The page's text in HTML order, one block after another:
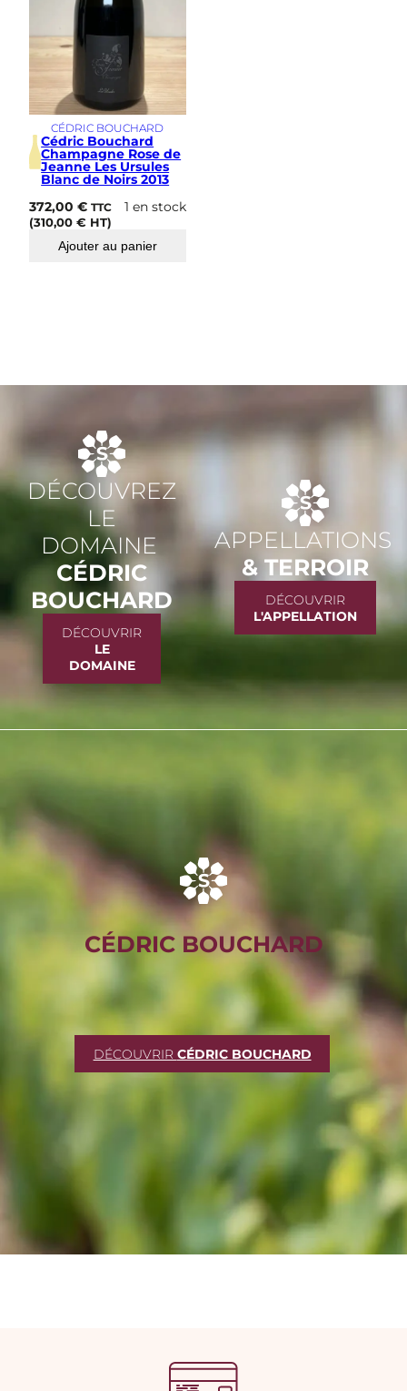
CÉDRIC BOUCHARD
Cédric Bouchard
Champagne Rose de
Jeanne Les Ursules
Blanc de Noirs 2013
372,00€ TTC
(310,00€ HT)
1 en stock
Ajouter au panier
DÉCOUVREZ
LE
DOMAINE
CÉDRIC
BOUCHARD
DÉCOUVRIR
LE
DOMAINE
APPELLATIONS
& TERROIR
DÉCOUVRIR
L'APPELLATION
CÉDRIC BOUCHARD
DÉCOUVRIR CÉDRIC BOUCHARD